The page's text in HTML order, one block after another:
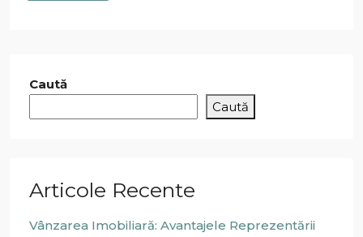
Caută
Caută
Articole Recente
Vânzarea Imobiliară: Avantajele Reprezentării